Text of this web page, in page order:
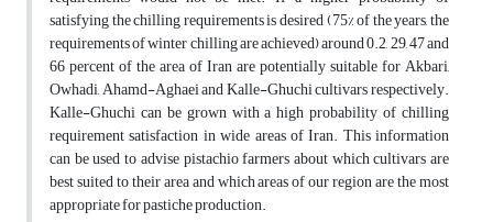
satisfying the chilling requirements is desired (75% of the years, the
requirements of winter chilling are achieved) around 0.2, 29, 47 and
66 percent of the area of Iran are potentially suitable for Akbari,
Owhadi, Ahamd-Aghaei and Kalle-Ghuchi cultivars respectively.
Kalle-Ghuchi can be grown with a high probability of chilling
requirement satisfaction in wide areas of Iran. This information
can be used to advise pistachio farmers about which cultivars are
best suited to their area and which areas of our region are the most
appropriate for pastiche production.